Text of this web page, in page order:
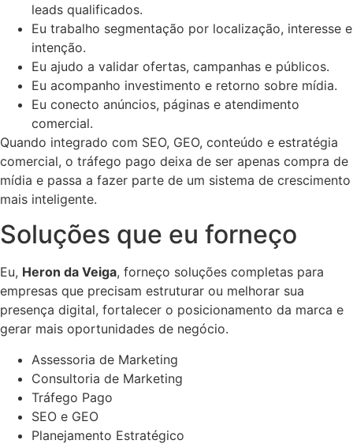
leads qualificados.
Eu trabalho segmentação por localização, interesse e
intenção.
Eu ajudo a validar ofertas, campanhas e públicos.
Eu acompanho investimento e retorno sobre mídia.
Eu conecto anúncios, páginas e atendimento
comercial.
Quando integrado com SEO, GEO, conteúdo e estratégia
comercial, o tráfego pago deixa de ser apenas compra de
mídia e passa a fazer parte de um sistema de crescimento
mais inteligente.
Soluções que eu forneço
Eu, Heron da Veiga, forneço soluções completas para
empresas que precisam estruturar ou melhorar sua
presença digital, fortalecer o posicionamento da marca e
gerar mais oportunidades de negócio.
Assessoria de Marketing
Consultoria de Marketing
Tráfego Pago
SEO e GEO
Planejamento Estratégico